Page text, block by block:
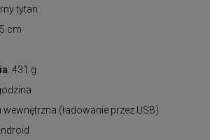
tytan
cm
: 431 g
wewnętrzna (ładowanie przez USB)